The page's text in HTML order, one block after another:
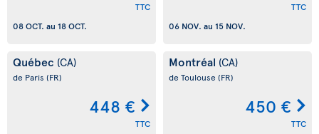
TTC
08 OCT. au 18 OCT.
TTC
06 NOV. au 15 NOV.
Québec (CA)
de Paris (FR)
448 €
TTC
Montréal (CA)
de Toulouse (FR)
450 €
TTC